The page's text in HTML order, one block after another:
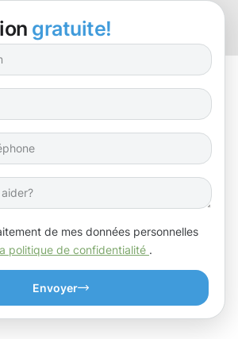
gratuite!
de mes données personnelles
politique de confidentialité
Envoyer